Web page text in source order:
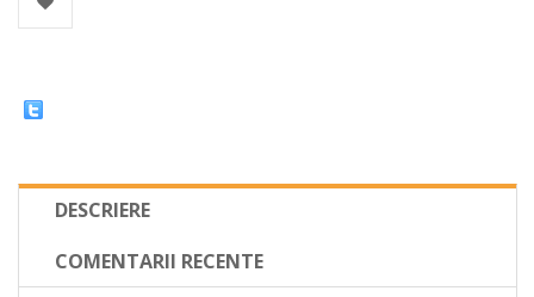
DESCRIERE
COMENTARII RECENTE